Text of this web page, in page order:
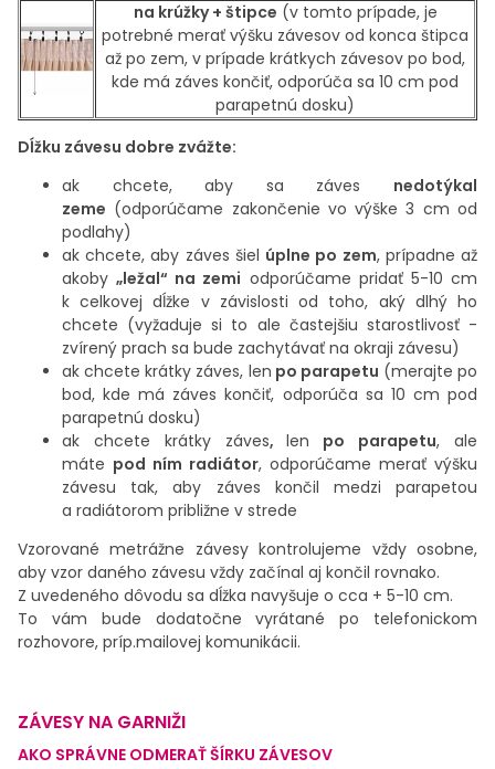
na krúžky + štipce (v tomto prípade, je
potrebné merať výšku závesov od konca štipca
až po zem, v prípade krátkych závesov po bod,
kde má záves končiť, odporúča sa 10 cm pod
parapetnú dosku)
Dĺžku závesu dobre zvážte:
ak chcete, aby sa záves nedotýkal
zeme (odporúčame zakončenie vo výške 3 cm od
podlahy)
ak chcete, aby záves šiel úplne po zem, prípadne až
akoby„ležal“ na zemi odporúčame pridať 5-10 cm
k celkovej dĺžke v závislosti od toho, aký dlhý ho
chcete (vyžaduje si to ale častejšiu starostlivosť -
zvírený prach sa bude zachytávať na okraji závesu)
ak chcete krátky záves, len po parapetu (merajte po
bod, kde má záves končiť, odporúča sa 10 cm pod
parapetnú dosku)
ak chcete krátky záves,len po parapetu, ale
máte pod ním radiátor, odporúčame merať výšku
závesu tak, aby záves končil medzi parapetou
a radiátorom približne v strede
Vzorované metrážne závesy kontrolujeme vždy osobne,
aby vzor daného závesu vždy začínal aj končil rovnako.
Z uvedeného dôvodu sa dĺžka navyšuje o cca + 5-10 cm.
To vám bude dodatočne vyrátané po telefonickom
rozhovore, príp.mailovej komunikácii.
ZÁVESY NA GARNIŽI
AKO SPRÁVNE ODMERAŤ ŠÍRKU ZÁVESOV